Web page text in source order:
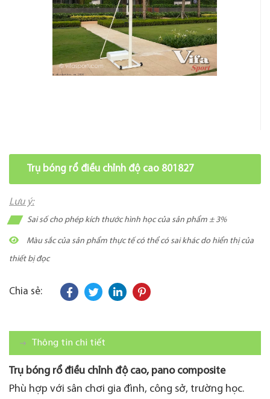
Trụ bóng rổ điều chỉnh độ cao 801827
Lưu ý:
Sai số cho phép kích thước hình học của sản phẩm ± 3%
Màu sắc của sản phẩm thực tế có thể có sai khác do hiển thị của
thiết bị đọc
Chia sẻ:
Thông tin chi tiết
Trụ bóng rổ điều chỉnh độ cao, pano composite
Phù hợp với sân chơi gia đình, công sở, trường học.